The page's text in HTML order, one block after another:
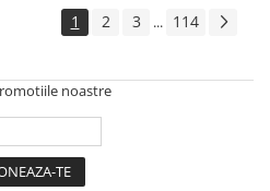
1 2 3 ... 114
noastre